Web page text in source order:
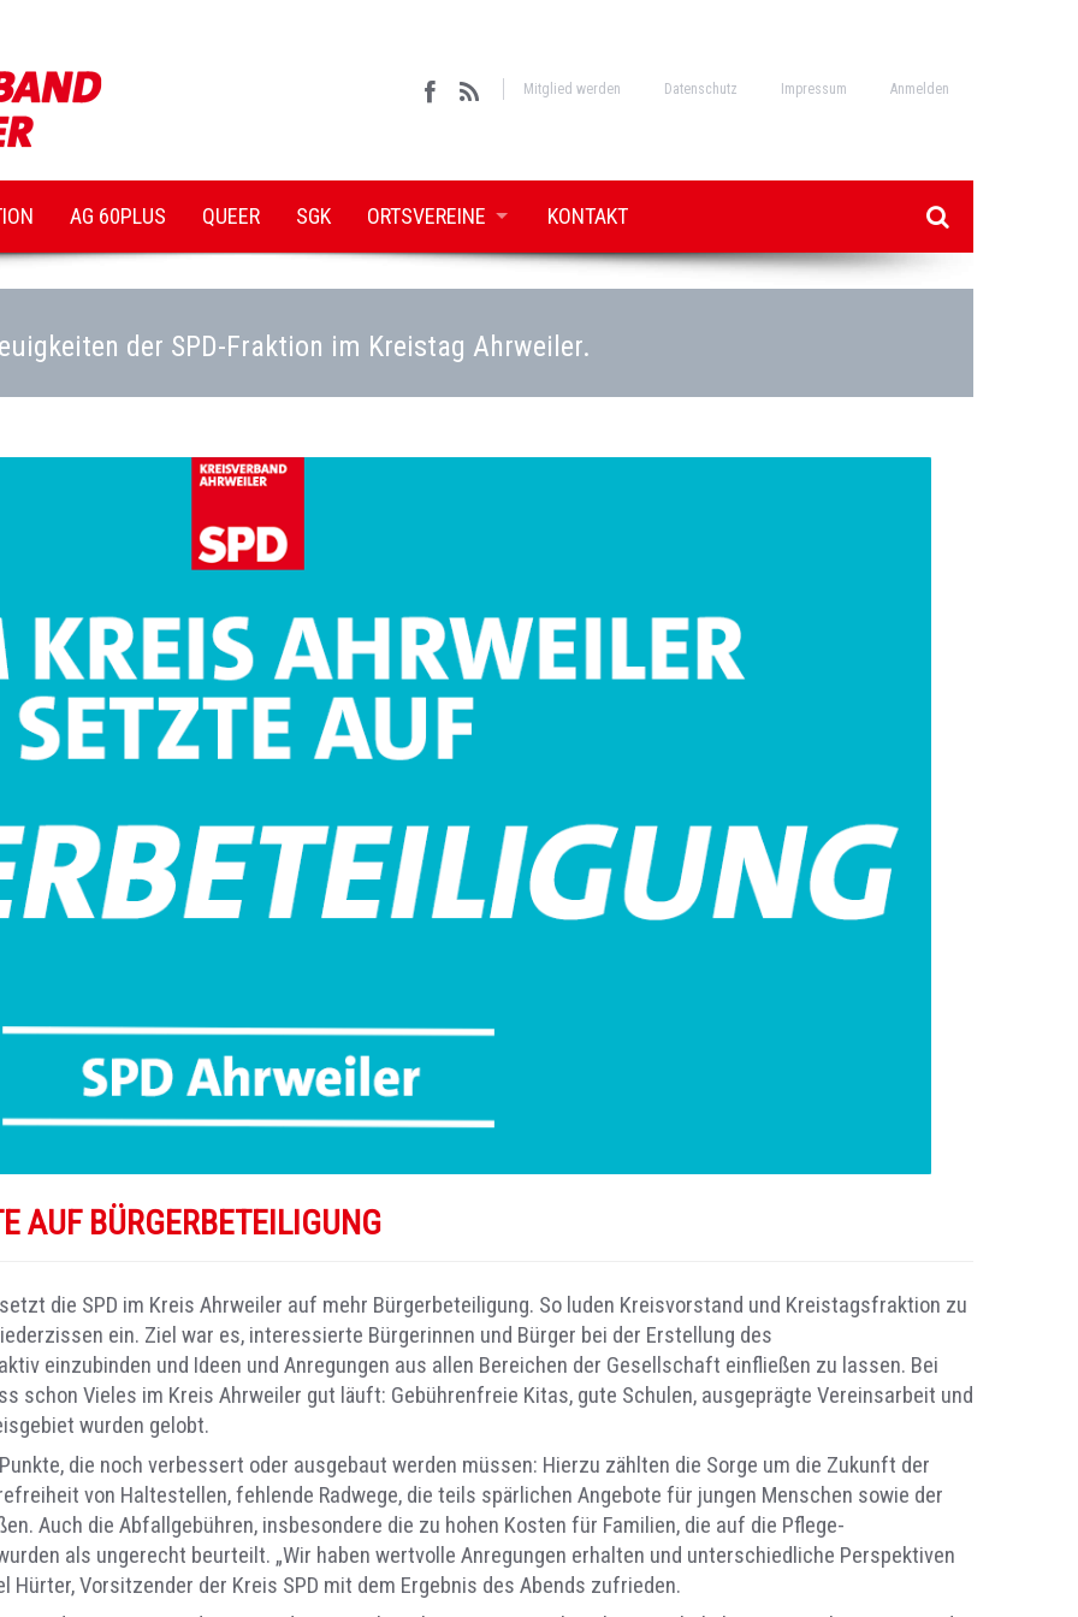
Mitglied werden Datenschutz Impressum Anmelden
AG 60PLUS QUEER SGK ORTSVEREINE KONTAKT
der SPD-Fraktion im Kreistag Ahrweiler.
AUF BÜRGERBETEILIGUNG
die SPD im Kreis Ahrweiler auf mehr Bürgerbeteiligung. So luden Kreisvorstand und Kreistagsfraktion zu
ein. Ziel war es, interessierte Bürgerinnen und Bürger bei der Erstellung des
einzubinden und Ideen und Anregungen aus allen Bereichen der Gesellschaft einfließen zu lassen. Bei
schon Vieles im Kreis Ahrweiler gut läuft: Gebührenfreie Kitas, gute Schulen, ausgeprägte Vereinsarbeit und
wurden gelobt.
die noch verbessert oder ausgebaut werden müssen: Hierzu zählten die Sorge um die Zukunft der
von Haltestellen, fehlende Radwege, die teils spärlichen Angebote für jungen Menschen sowie der
Auch die Abfallgebühren, insbesondere die zu hohen Kosten für Familien, die auf die Pflege-
als ungerecht beurteilt. „Wir haben wertvolle Anregungen erhalten und unterschiedliche Perspektiven
Hürter, Vorsitzender der Kreis SPD mit dem Ergebnis des Abends zufrieden.